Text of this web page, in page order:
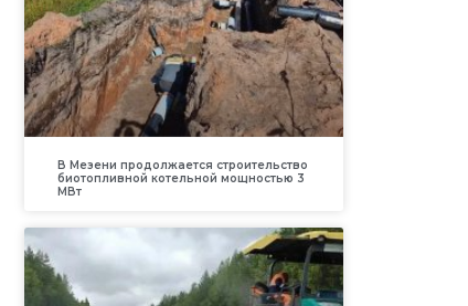
В Мезени продолжается строительство
биотопливной котельной мощностью 3
МВт